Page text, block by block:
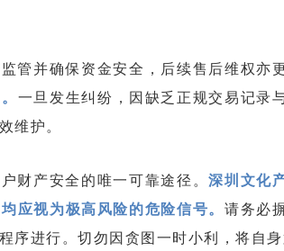
管并确保资金安全，后续售后维权亦
一旦发生纠纷，因缺乏正规交易记录
维护。
财产安全的唯一可靠途径。深圳文化
应视为极高风险的危险信号。请务必
进行。切勿因贪图一时小利，将自身